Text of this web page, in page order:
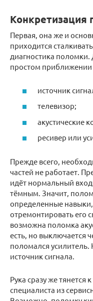
Конкретизация
Первая, она же и
приходится
диагностика
простом приближении
источник
телевизор;
акустические
ресивер или
Прежде всего,
частей не работает.
идёт нормальный
тёмным. Значит,
определенные
отремонтировать его
возможна поломка
есть, но выключается
поломался усилитель.
источник сигнала.
Рука сразу же тянется
специалиста из